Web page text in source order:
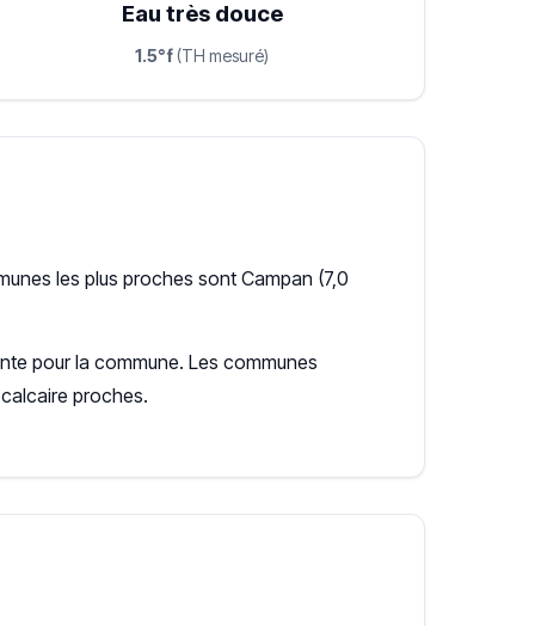
Eau très douce
1.5°f (TH mesuré)
les plus proches sont Campan (7,0
pour la commune. Les communes
proches.